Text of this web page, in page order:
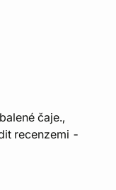
čaje.,
recenzemi -